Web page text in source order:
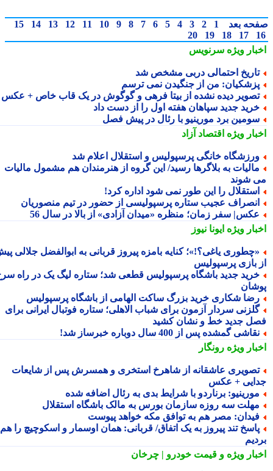
بعد 1
2
3
4
5
6
7
8
9
10
11
12
13
14
15
17
18
19
20
ویژهسرنویس
احتمالی دربی مشخص شد
من از جنگیدن نمی ترسم
دیده نشده از بیتا فرهی و گوگوش در یک قاب خاص + عکس
جدید سپاهان هفته اول را از دست داد
برد مورینیو با رئال در پیش فصل
ویژهاقتصاد آزاد
خانگی پرسپولیس و استقلال اعلام شد
به بلاگرها رسید/ این گروه از هنرمندان هم مشمول مالیات
شوند
را این طور نمی شود اداره کرد!
عجیب ستاره پرسپولیسی از حضور در تیم منصوریان
سفر زمان؛ منظره «میدان آزادی» از بالا در سال 56
ویژهایونا نیوز
یاغی؟!»؛ کنایه بامزه پیروز قربانی به ابوالفضل جلالی پیش
بازی پرسپولیس
جدید باشگاه پرسپولیس قطعی شد؛ ستاره لیگ یک در راه سرخ
شکاری خرید بزرگ ساکت الهامی از باشگاه پرسپولیس
سردار آزمون برای شباب الاهلی؛ ستاره فوتبال ایرانی برای
جدید خط و نشان کشید
گمشده پس از 400 سال دوباره خبرساز شد!
ویژهرونگار
عاشقانه از شاهرخ استخری و همسرش پس از شایعات
+ عکس
برناردو با شرایط بدی به رئال اضافه شده
سه روزه سازمان بورس به مالک باشگاه استقلال
مصر هم به توافق مکه خواهد پیوست
تند پیروز به یک اتفاق/ قربانی: همان اوسمار و اسکوچیچ را هم
ویژهو قیمت خودرو | چرخان